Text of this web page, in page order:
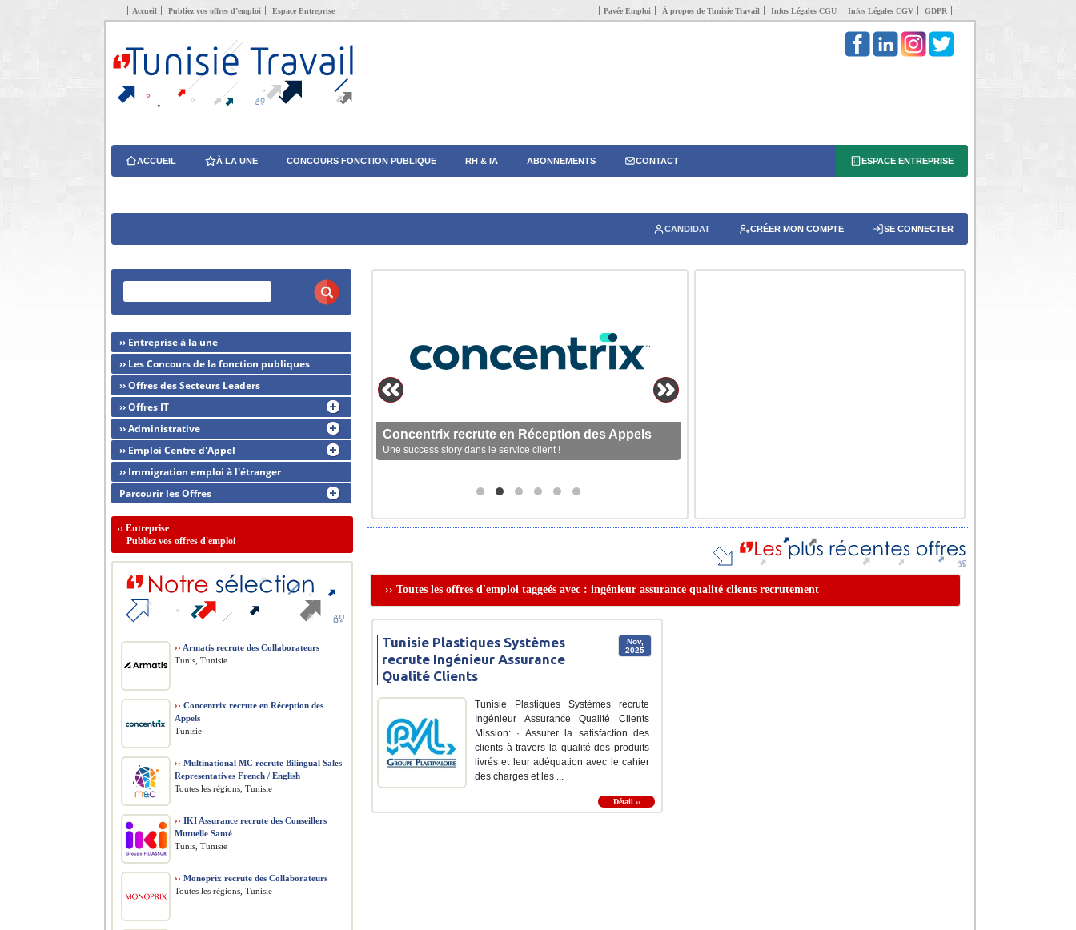
Accueil Publiez vos offres d’emploi Espace Entreprise Pavée Emploi À propos de Tunisie Travail Infos Légales CGU Infos Légales CGV GDPR
ACCUEIL À LA UNE CONCOURS FONCTION PUBLIQUE RH & IA ABONNEMENTS CONTACT ESPACE ENTREPRISE
CANDIDAT CRÉER MON COMPTE SE CONNECTER
Concentrix recrute en Réception des Appels
Une success story dans le service client !
›› Toutes les offres d'emploi taggeés avec : ingénieur assurance qualité clients recrutement
Nov,
2025
Tunisie Plastiques Systèmes
recrute Ingénieur Assurance
Qualité Clients
Tunisie Plastiques Systèmes recrute
Ingénieur Assurance Qualité Clients
Mission: · Assurer la satisfaction des
clients à travers la qualité des produits
livrés et leur adéquation avec le cahier
des charges et les ...
Détail ››
›› Entreprise à la une
›› Les Concours de la fonction publiques
›› Offres des Secteurs Leaders
›› Offres IT
›› Administrative
›› Emploi Centre d'Appel
›› Immigration emploi à l'étranger
Parcourir les Offres
›› Entreprise
Publiez vos offres d'emploi
›› Armatis recrute des Collaborateurs
Tunis, Tunisie
›› Concentrix recrute en Réception des
Appels
Tunisie
›› Multinational MC recrute Bilingual Sales
Representatives French / English
Toutes les régions, Tunisie
›› IKI Assurance recrute des Conseillers
Mutuelle Santé
Tunis, Tunisie
›› Monoprix recrute des Collaborateurs
Toutes les régions, Tunisie